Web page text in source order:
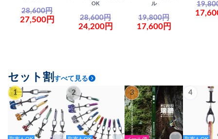
28,600円
27,500円
OK
28,600円
24,200円
ル
19,800円
17,600円
セット割 すべて見る
1 2 3 4